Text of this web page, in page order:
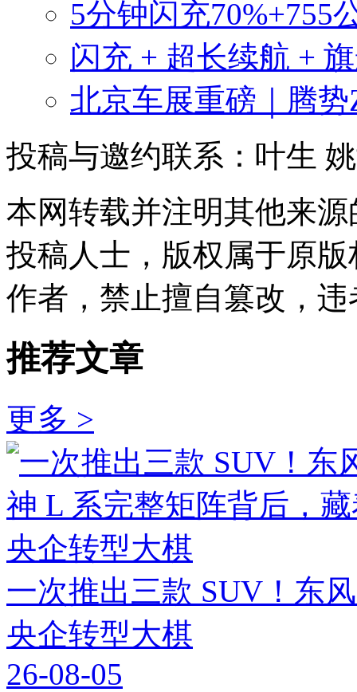
5分钟闪充70%+755
闪充 + 超长续航 +
北京车展重磅｜腾
投稿与邀约联系：叶生
本网转载并注明其他来
投稿人士，版权属于原
作者，禁止擅自篡改，
推荐文章
更多 >
一次推出三款 SUV！东
央企转型大棋
26-08-05